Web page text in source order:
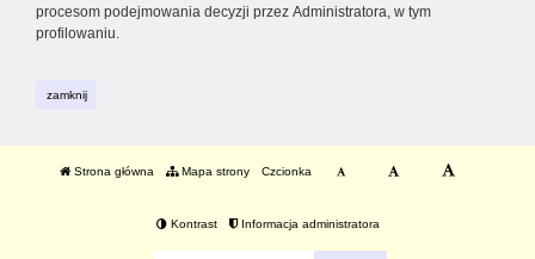
procesom podejmowania decyzji przez Administratora, w tym
profilowaniu.
zamknij
Strona główna Mapa strony Czcionka
Kontrast Informacja administratora